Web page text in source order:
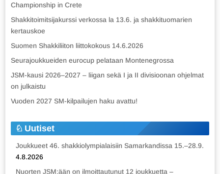
Championship in Crete
Shakkitoimitsijakurssi verkossa la 13.6. ja shakkituomarien
kertauskoe
Suomen Shakkiliiton liittokokous 14.6.2026
Seurajoukkueiden eurocup pelataan Montenegrossa
JSM-kausi 2026–2027 – liigan sekä I ja II divisioonan ohjelmat
on julkaistu
Vuoden 2027 SM-kilpailujen haku avattu!
Uutiset
Joukkueet 46. shakkiolympialaisiin Samarkandissa 15.–28.9.
4.8.2026
Nuorten JSM:ään on ilmoittautunut 12 joukkuetta –